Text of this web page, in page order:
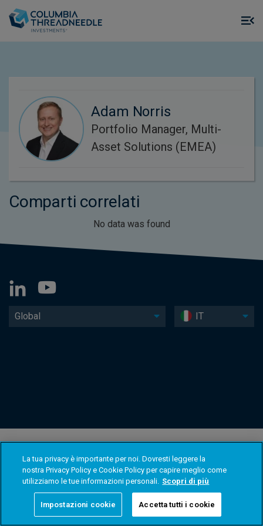
Adam Norris
Portfolio Manager, Multi-
Asset Solutions (EMEA)
Comparti correlati
No data was found
Global IT
La tua privacy è importante per noi. Dovresti leggere la
nostra Privacy Policy e Cookie Policy per capire meglio come
utilizziamo le tue informazioni personali. Scopri di più
Impostazioni cookie Accetta tutti i cookie